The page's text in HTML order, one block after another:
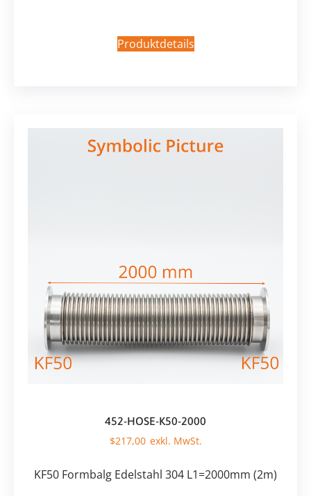
Produktdetails
452-HOSE-K50-2000
$217,00
KF50 Formbalg Edelstahl 304 L1=2000mm (2m)